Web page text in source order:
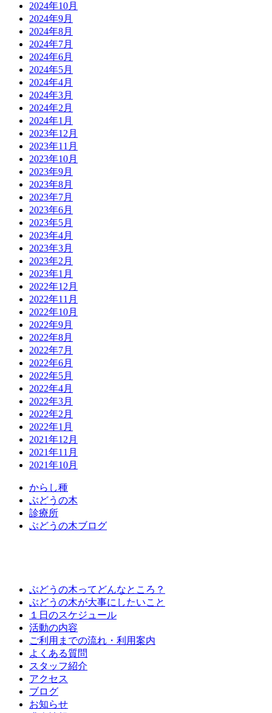
2024年10月
2024年9月
2024年8月
2024年7月
2024年6月
2024年5月
2024年4月
2024年3月
2024年2月
2024年1月
2023年12月
2023年11月
2023年10月
2023年9月
2023年8月
2023年7月
2023年6月
2023年5月
2023年4月
2023年3月
2023年2月
2023年1月
2022年12月
2022年11月
2022年10月
2022年9月
2022年8月
2022年7月
2022年6月
2022年5月
2022年4月
2022年3月
2022年2月
2022年1月
2021年12月
2021年11月
2021年10月
から し種
ぶどう の木
診療所
ぶどう の木ブロ グ
ぶどうの木ってどんなところ？
ぶどうの木が大事にしたいこと
１日のスケジュール
活動の内容
ご利用までの流れ・利用案内
よくある質問
スタッフ紹介
アクセス
ブログ
お知らせ